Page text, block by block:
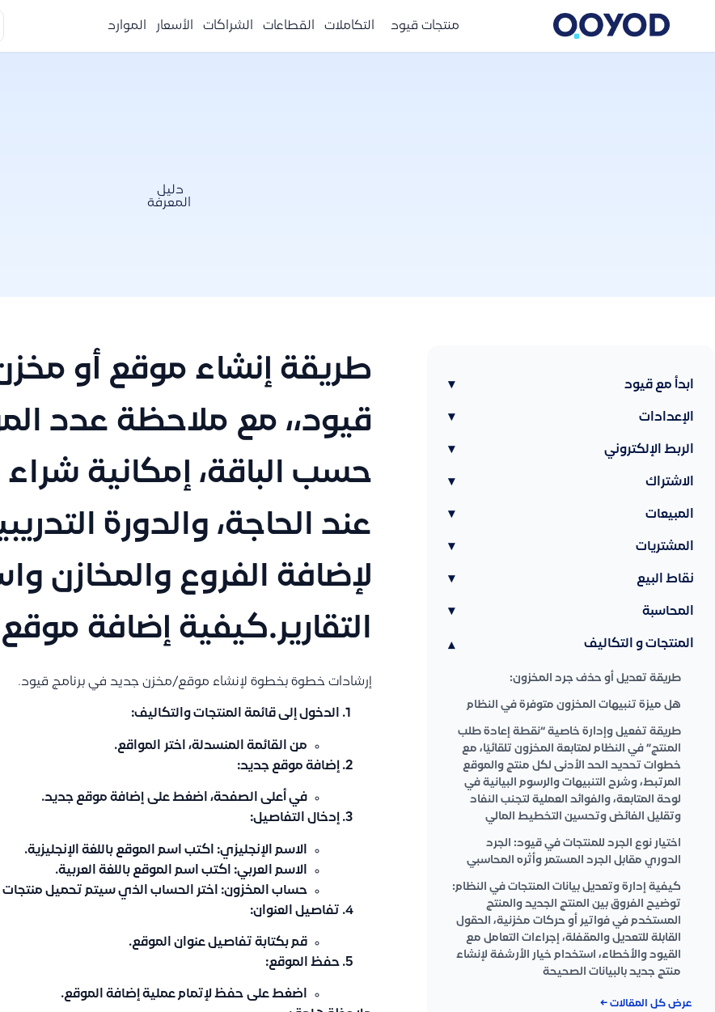
منتجات قيود التكاملات القطاعات الشراكات الأسعار الموارد
دليل
المعرفة
ابدأ مع قيود ▾
الإعدادات ▾
الربط الإلكتروني ▾
الاشتراك ▾
المبيعات ▾
المشتريات ▾
نقاط البيع ▾
المحاسبة ▾
المنتجات و التكاليف ▾
طريقة تعديل أو حذف جرد المخزون:
هل ميزة تنبيهات المخزون متوفرة في النظام
طريقة تفعيل وإدارة خاصية “نقطة إعادة طلب
المنتج” في النظام لمتابعة المخزون تلقائيًا، مع
خطوات تحديد الحد الأدنى لكل منتج والموقع
المرتبط، وشرح التنبيهات والرسوم البيانية في
لوحة المتابعة، والفوائد العملية لتجنب النفاد
وتقليل الفائض وتحسين التخطيط المالي
اختيار نوع الجرد للمنتجات في قيود: الجرد
الدوري مقابل الجرد المستمر وأثره المحاسبي
كيفية إدارة وتعديل بيانات المنتجات في النظام:
توضيح الفروق بين المنتج الجديد والمنتج
المستخدم في فواتير أو حركات مخزنية، الحقول
القابلة للتعديل والمقفلة، إجراءات التعامل مع
القيود والأخطاء، استخدام خيار الأرشفة لإنشاء
منتج جديد بالبيانات الصحيحة
عرض كل المقالات ←
طريقة إنشاء موقع أو
قيود،، مع ملاحظة عدد
حسب الباقة، إمكانية
عند الحاجة، والدورة
لإضافة الفروع والمخازن
التقارير.كيفية إضافة
إرشادات خطوة بخطوة لإنشاء موقع/مخزن جديد في برنامج قيود.
الدخول إلى قائمة المنتجات والتكاليف:
من القائمة المنسدلة، اختر المواقع.
إضافة موقع جديد:
في أعلى الصفحة، اضغط على إضافة موقع جديد.
إدخال التفاصيل:
الاسم الإنجليزي: اكتب اسم الموقع باللغة الإنجليزية.
الاسم العربي: اكتب اسم الموقع باللغة العربية.
حساب المخزون: اختر الحساب الذي سيتم تحميل منتجات
تفاصيل العنوان:
قم بكتابة تفاصيل عنوان الموقع.
حفظ الموقع:
اضغط على حفظلإتمام عملية إضافة الموقع.